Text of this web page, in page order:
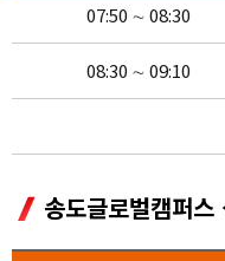
07:50 ∼ 08:30
08:30 ∼ 09:10
송도글로벌캠퍼